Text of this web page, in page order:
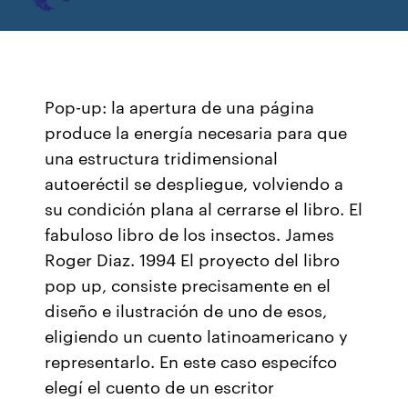
Pop-up: la apertura de una página
produce la energía necesaria para que
una estructura tridimensional
autoeréctil se despliegue, volviendo a
su condición plana al cerrarse el libro. El
fabuloso libro de los insectos. James
Roger Diaz. 1994 El proyecto del libro
pop up, consiste precisamente en el
diseño e ilustración de uno de esos,
eligiendo un cuento latinoamericano y
representarlo. En este caso específco
elegí el cuento de un escritor